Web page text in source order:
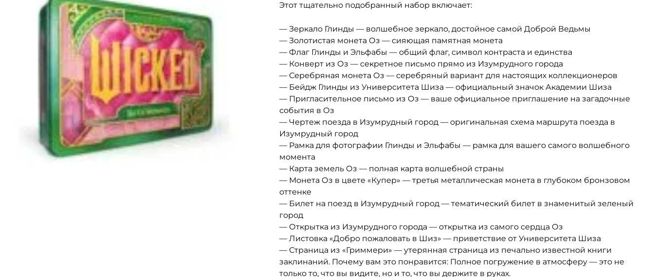
Этот тщательно подобранный набор включает:
— Зеркало Глинды — волшебное зеркало, достойное самой Доброй Ведьмы
— Золотистая монета Оз — сияющая памятная монета
— Флаг Глинды и Эльфабы — общий флаг, символ контраста и единства
— Конверт из Оз — секретное письмо прямо из Изумрудного города
— Серебряная монета Оз — серебряный вариант для настоящих коллекционеров
— Бейдж Глинды из Университета Шиза — официальный значок Академии Шиза
— Пригласительное письмо из Оз — ваше официальное приглашение на загадочные
события в Оз
— Чертеж поезда в Изумрудный город — оригинальная схема маршрута поезда в
Изумрудный город
— Рамка для фотографии Глинды и Эльфабы — рамка для вашего самого волшебного
момента
— Карта земель Оз — полная карта волшебной страны
— Монета Оз в цвете «Купер» — третья металлическая монета в глубоком бронзовом
оттенке
— Билет на поезд в Изумрудный город — тематический билет в знаменитый зеленый
город
— Открытка из Изумрудного города — открытка из самого сердца Оз
— Листовка «Добро пожаловать в Шиз» — приветствие от Университета Шиза
— Страница из «Гриммери» — утерянная страница из печально известной книги
заклинаний. Почему вам это понравится: Полное погружение в атмосферу — это не
только то, что вы видите, но и то, что вы держите в руках.